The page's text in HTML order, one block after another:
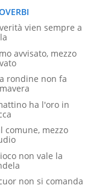
vien sempre a
avvisato, mezzo
rondine non fa
ha l'oro in
comune, mezzo
non vale la
non si comanda